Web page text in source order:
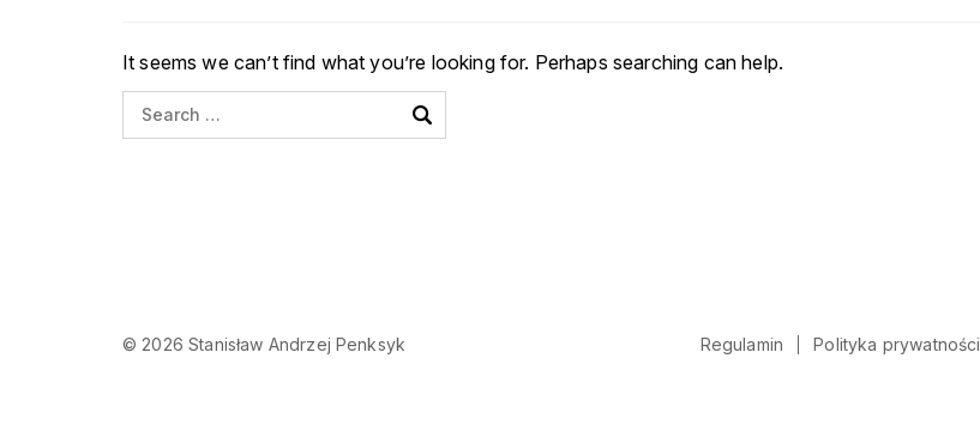
It seems we can’t find what you’re looking for. Perhaps searching can help.
© 2026 Stanisław Andrzej Penksyk Regulamin Polityka prywatności